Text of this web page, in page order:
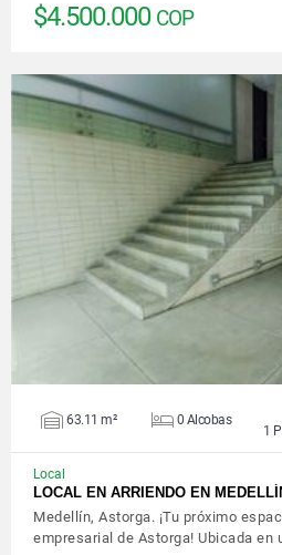
$4.500.000 COP
VER
63.11 m² 0 Alcobas
1
Local
LOCAL EN ARRIENDO EN
Medellín, Astorga. ¡Tu próximo
empresarial de Astorga! Ubicada en